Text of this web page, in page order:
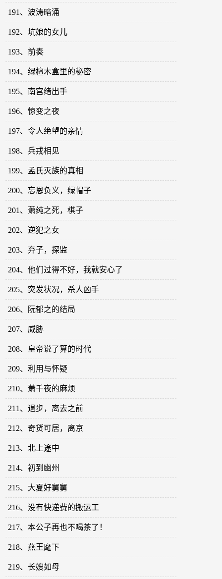
191、波涛暗涌
192、坑娘的女儿
193、前奏
194、绿檀木盒里的秘密
195、南宫绪出手
196、惊变之夜
197、令人绝望的亲情
198、兵戎相见
199、孟氏灭族的真相
200、忘恩负义，绿帽子
201、萧纯之死，棋子
202、逆犯之女
203、弃子，探监
204、他们过得不好，我就安心了
205、突发状况，杀人凶手
206、阮郁之的结局
207、威胁
208、皇帝说了算的时代
209、利用与怀疑
210、萧千夜的麻烦
211、退步，离去之前
212、奇货可居，离京
213、北上途中
214、初到幽州
215、大夏好舅舅
216、没有快递费的搬运工
217、本公子再也不喝茶了！
218、燕王麾下
219、长嫂如母